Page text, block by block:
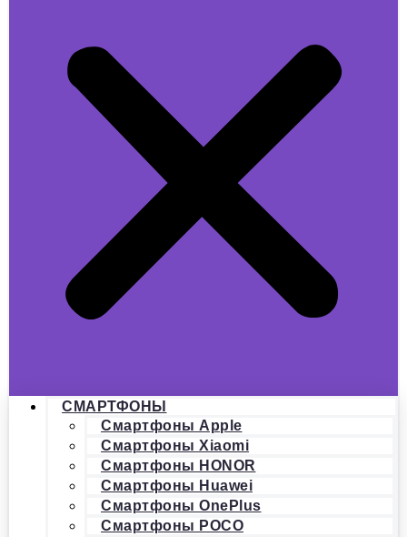
СМАРТФОНЫ
Смартфоны Apple
Смартфоны Xiaomi
Смартфоны HONOR
Смартфоны Huawei
Смартфоны OnePlus
Смартфоны POCO